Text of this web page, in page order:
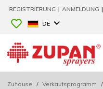
REGISTRIERUNG | ANMELDUNG |
DE
Zuhause / Verkaufsprogramm /